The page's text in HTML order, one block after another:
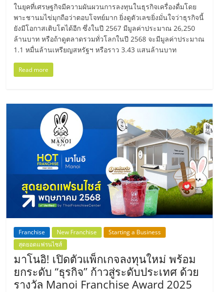
เปิด
ร้าน
ปรึกษา
บริการ
พัฒนา
ระบบ
แฟ
รน
ไชส์"
"ศูนย์
รวม
ในยุคที่เศรษฐกิจมีความผันผวนการลงทุนในธุรกิจเครื่องดื่มโดย
พาะชานมไข่มุกถือว่าตอบโจทย์มาก ยิ่งดูตัวเลขยิ่งมั่นใจว่าธุรกิจนี้
ยังมีโอกาสเติบโตได้อีก ซึ่งในปี 2567 มีมูลค่าประมาณ 26,250
ล้านบาท หรือถ้าดูตลาดรวมทั่วโลกในปี 2568 จะมีมูลค่าประมาณ
1.1 หมื่นล้านเหรียญสหรัฐฯ หรือราว 3.43 แสนล้านบาท
Read more
Franchise New Franchise
Starting a Business
สุดยอดแฟรนไชส์
มาโนอิ! เปิดตัวแพ็กเกจลงทุนใหม่ พร้อม
ยกระดับ “ธุรกิจ” ก้าวสู่ระดับประเทศ ด้วย
รางวัล Manoi Franchise Award 2025